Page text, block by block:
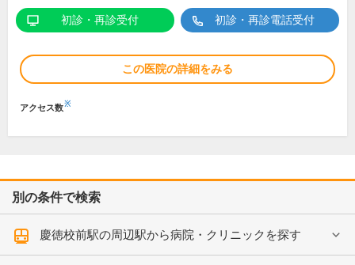
初診・再診受付 初診・再診電話受付
この医院の詳細をみる
アクセス数※
別の条件で検索
慶徳校前駅の周辺駅から病院・クリニックを探す